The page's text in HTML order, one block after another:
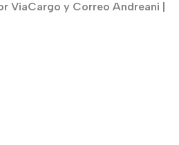
ViaCargo y Correo Andreani |